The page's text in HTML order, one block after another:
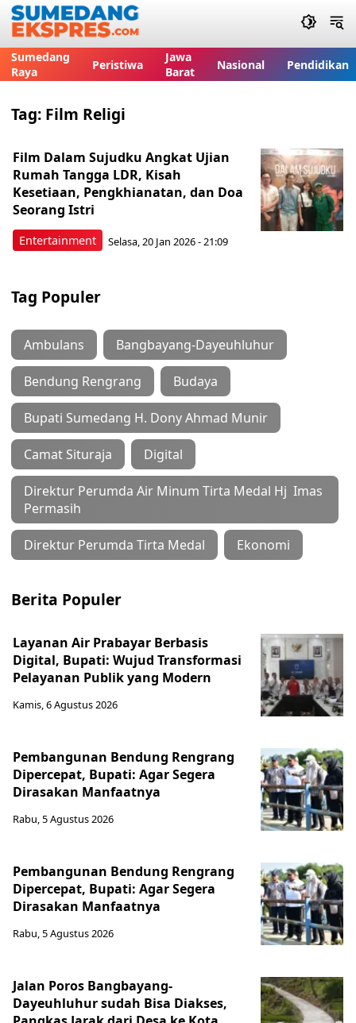
Sumedang
Raya
Peristiwa
Jawa
Barat
Nasional Pendidikan
Tag: Film Religi
Entertainment
Film Dalam Sujudku Angkat Ujian
Rumah Tangga LDR, Kisah
Kesetiaan, Pengkhianatan, dan Doa
Seorang Istri
Selasa, 20 Jan 2026 - 21:09
Tag Populer
Ambulans Bangbayang-Dayeuhluhur
Bendung Rengrang Budaya
Bupati Sumedang H. Dony Ahmad Munir
Camat Situraja Digital
Direktur Perumda Air Minum Tirta Medal Hj Imas
Permasih
Direktur Perumda Tirta Medal Ekonomi
Berita Populer
Layanan Air Prabayar Berbasis
Digital, Bupati: Wujud Transformasi
Pelayanan Publik yang Modern
Kamis, 6 Agustus 2026
Pembangunan Bendung Rengrang
Dipercepat, Bupati: Agar Segera
Dirasakan Manfaatnya
Rabu, 5 Agustus 2026
Pembangunan Bendung Rengrang
Dipercepat, Bupati: Agar Segera
Dirasakan Manfaatnya
Rabu, 5 Agustus 2026
Jalan Poros Bangbayang-
Dayeuhluhur sudah Bisa Diakses,